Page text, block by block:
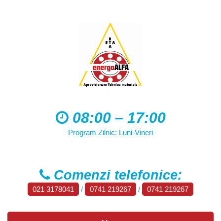
08:00 – 17:00
Program Zilnic: Luni-Vineri
Comenzi telefonice:
021 3178041 / 0741 219267 / 0741 219267